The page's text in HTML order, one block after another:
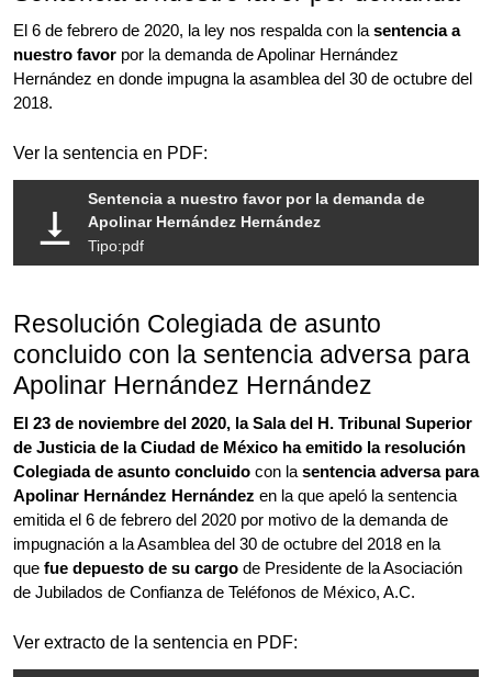
El 6 de febrero de 2020, la ley nos respalda con la sentencia a
nuestro favor por la demanda de Apolinar Hernández
Hernández en donde impugna la asamblea del 30 de octubre del
2018.
Ver la sentencia en PDF:
Sentencia a nuestro favor por la demanda de
Apolinar Hernández Hernández
Tipo:pdf
Resolución Colegiada de asunto
concluido con la sentencia adversa para
Apolinar Hernández Hernández
El 23 de noviembre del 2020, la Sala del H. Tribunal Superior
de Justicia de la Ciudad de México ha emitido la resolución
Colegiada de asunto concluido con la sentencia adversa para
Apolinar Hernández Hernández en la que apeló la sentencia
emitida el 6 de febrero del 2020 por motivo de la demanda de
impugnación a la Asamblea del 30 de octubre del 2018 en la
que fue depuesto de su cargo de Presidente de la Asociación
de Jubilados de Confianza de Teléfonos de México, A.C.
Ver extracto de la sentencia en PDF: